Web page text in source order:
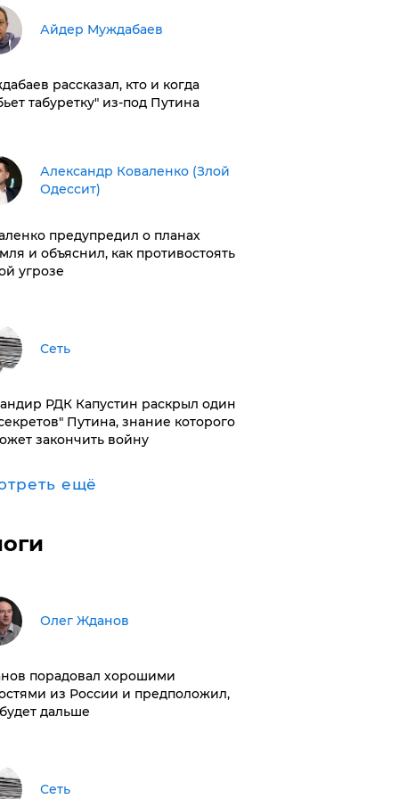
Айдер Муждабаев
рассказал, кто и когда
табуретку" из-под Путина
Александр Коваленко (Злой
Одессит)
предупредил о планах
и объяснил, как противостоять
угрозе
Сеть
РДК Капустин раскрыл один
Путина, знание которого
закончить войну
ещё
Олег Жданов
порадовал хорошими
из России и предположил,
дальше
Сеть